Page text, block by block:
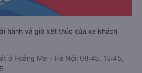
hành và giờ kết thúc của xe khách
ở Hoàng Mai - Hà Nội: 08:45, 13:45,